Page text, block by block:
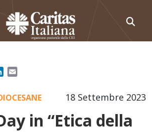
LinkedIn
18 Settembre 2023
in “Etica della